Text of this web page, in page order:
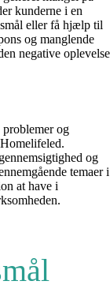
kunderne i en
eller få hjælp til
og manglende
negative oplevelse
og
og
temaer i
at have i